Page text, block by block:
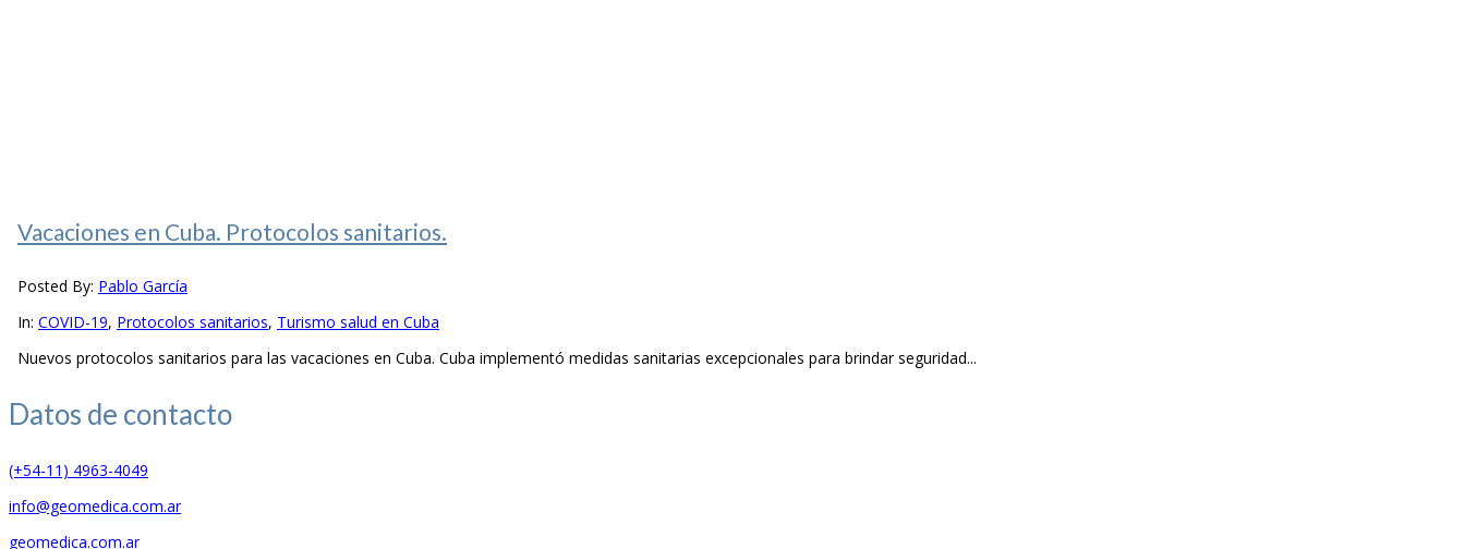
Vacaciones en Cuba. Protocolos sanitarios.
Posted By: Pablo García
In: COVID-19, Protocolos sanitarios, Turismo salud en Cuba
Nuevos protocolos sanitarios para las vacaciones en Cuba. Cuba implementó medidas sanitarias excepcionales para brindar seguridad...
Datos de contacto
(+54-11) 4963-4049
info@geomedica.com.ar
geomedica.com.ar